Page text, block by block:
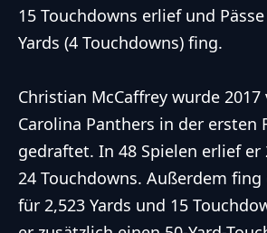
15 Touchdowns erlief und
Yards (4 Touchdowns) fing.
Christian McCaffrey wurde 2017
Carolina Panthers in der ersten
gedraftet. In 48 Spielen erlief er
24 Touchdowns. Außerdem fing
für 2,523 Yards und 15